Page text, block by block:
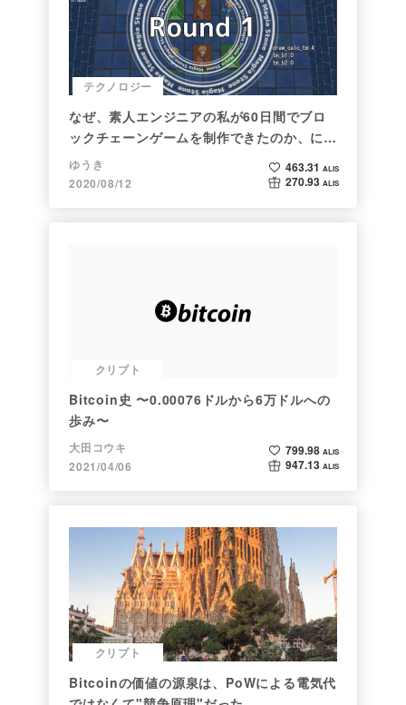
テクノロジー
なぜ、素人エンジニアの私が60日間でブロ
ックチェーンゲームを制作できたのか、につ
いて語ってみた
ゆうき
2020/08/12
463.31 ALIS
270.93 ALIS
クリプト
Bitcoin史 〜0.00076ドルから6万ドルへの
歩み〜
大田コウキ
2021/04/06
799.98 ALIS
947.13 ALIS
クリプト
Bitcoinの価値の源泉は、PoWによる電気代